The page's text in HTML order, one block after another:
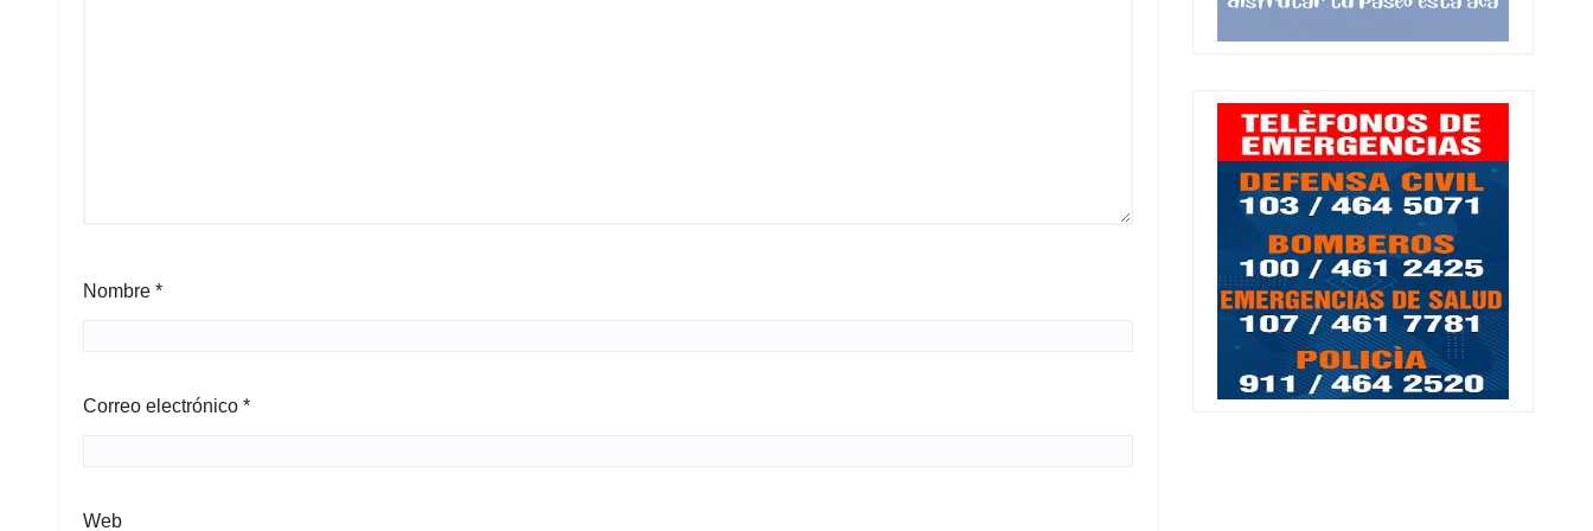
Nombre *
Correo electrónico *
Web